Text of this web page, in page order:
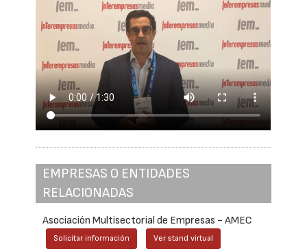
EMPRESAS O ENTIDADES
RELACIONADAS
Asociación Multisectorial de Empresas - AMEC
Solicitar información Ver stand virtual